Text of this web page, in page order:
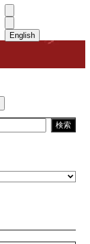
中文（简体
English
検索